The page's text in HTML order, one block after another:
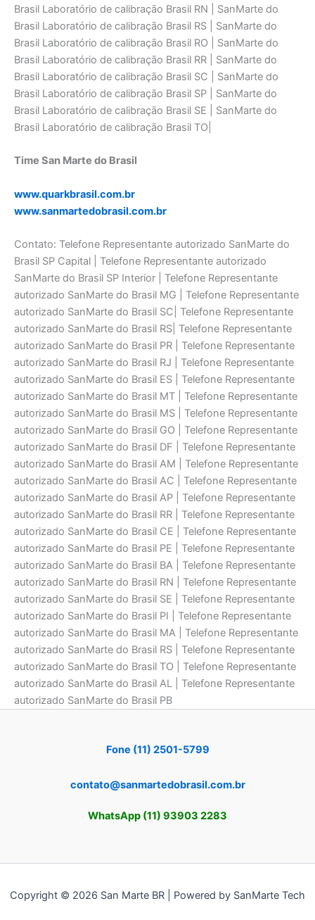
Brasil Laboratório de calibraçāo Brasil RN | SanMarte do
Brasil Laboratório de calibraçāo Brasil RS | SanMarte do
Brasil Laboratório de calibraçāo Brasil RO | SanMarte do
Brasil Laboratório de calibraçāo Brasil RR | SanMarte do
Brasil Laboratório de calibraçāo Brasil SC | SanMarte do
Brasil Laboratório de calibraçāo Brasil SP | SanMarte do
Brasil Laboratório de calibraçāo Brasil SE | SanMarte do
Brasil Laboratório de calibraçāo Brasil TO|
Time San Marte do Brasil
www.quarkbrasil.com.br
www.sanmartedobrasil.com.br
Contato: Telefone Representante autorizado SanMarte do
Brasil SP Capital | Telefone Representante autorizado
SanMarte do Brasil SP Interior | Telefone Representante
autorizado SanMarte do Brasil MG | Telefone Representante
autorizado SanMarte do Brasil SC| Telefone Representante
autorizado SanMarte do Brasil RS| Telefone Representante
autorizado SanMarte do Brasil PR | Telefone Representante
autorizado SanMarte do Brasil RJ | Telefone Representante
autorizado SanMarte do Brasil ES | Telefone Representante
autorizado SanMarte do Brasil MT | Telefone Representante
autorizado SanMarte do Brasil MS | Telefone Representante
autorizado SanMarte do Brasil GO | Telefone Representante
autorizado SanMarte do Brasil DF | Telefone Representante
autorizado SanMarte do Brasil AM | Telefone Representante
autorizado SanMarte do Brasil AC | Telefone Representante
autorizado SanMarte do Brasil AP | Telefone Representante
autorizado SanMarte do Brasil RR | Telefone Representante
autorizado SanMarte do Brasil CE | Telefone Representante
autorizado SanMarte do Brasil PE | Telefone Representante
autorizado SanMarte do Brasil BA | Telefone Representante
autorizado SanMarte do Brasil RN | Telefone Representante
autorizado SanMarte do Brasil SE | Telefone Representante
autorizado SanMarte do Brasil PI | Telefone Representante
autorizado SanMarte do Brasil MA | Telefone Representante
autorizado SanMarte do Brasil RS | Telefone Representante
autorizado SanMarte do Brasil TO | Telefone Representante
autorizado SanMarte do Brasil AL | Telefone Representante
autorizado SanMarte do Brasil PB
Fone (11) 2501-5799
contato@sanmartedobrasil.com.br
WhatsApp (11) 93903 2283
Copyright © 2026 San Marte BR | Powered by SanMarte Tech